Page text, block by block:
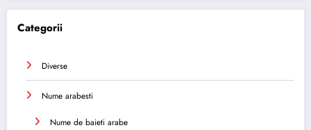
Categorii
Diverse
Nume arabesti
Nume de baieti arabe